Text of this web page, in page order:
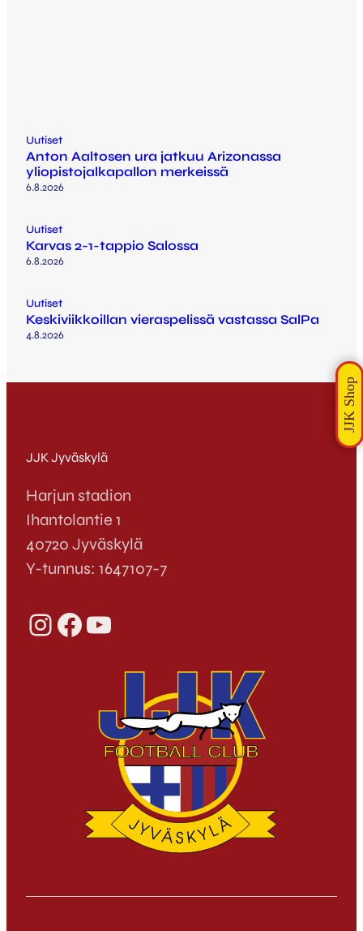
Uutiset
Anton Aaltosen ura jatkuu Arizonassa
yliopistojalkapallon merkeissä
6.8.2026
Uutiset
Karvas 2-1-tappio Salossa
6.8.2026
Uutiset
Keskiviikkoillan vieraspelissä vastassa SalPa
4.8.2026
JJK Jyväskylä
Harjun stadion
Ihantolantie 1
40720 Jyväskylä
Y-tunnus: 1647107-7
InstagramFacebook YouTube